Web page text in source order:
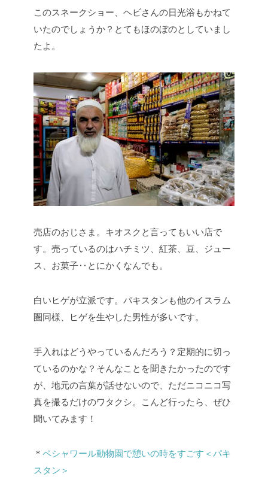
このスネークショー、ヘビさんの日光浴もかねて
いたのでしょうか？とてもほのぼのとしていまし
たよ。
売店のおじさま。キオスクと言ってもいい店で
す。売っているのはハチミツ、紅茶、豆、ジュー
ス、お菓子‥とにかくなんでも。
白いヒゲが立派です。パキスタンも他のイスラム
圏同様、ヒゲを生やした男性が多いです。
手入れはどうやっているんだろう？定期的に切っ
ているのかな？そんなことを聞きたかったのです
が、地元の言葉が話せないので、ただニコニコ写
真を撮るだけのワタクシ。こんど行ったら、ぜひ
聞いてみます！
＊ ペシャワール動物園で憩いの時をすごす＜パキ
スタン＞